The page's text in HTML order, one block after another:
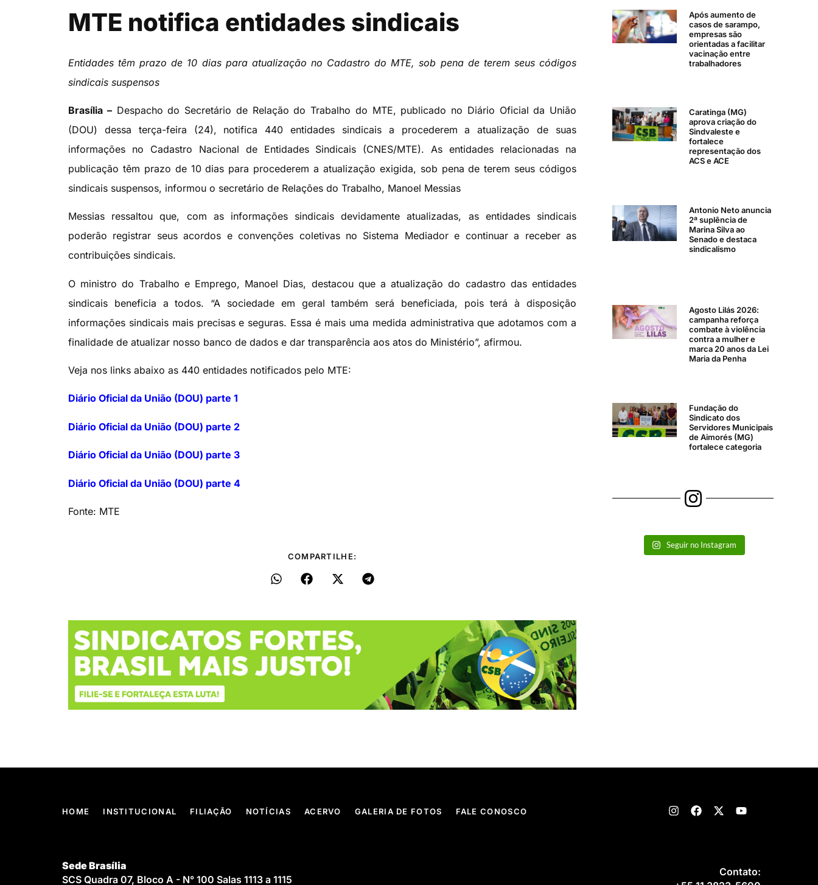
MTE notifica entidades sindicais
Entidades têm prazo de 10 dias para atualização no Cadastro do MTE, sob pena de terem seus códigos
sindicais suspensos
Brasília –Despacho do Secretário de Relação do Trabalho do MTE, publicado no Diário Oficial da União
(DOU) dessa terça-feira (24), notifica 440 entidades sindicais a procederem a atualização de suas
informações no Cadastro Nacional de Entidades Sindicais (CNES/MTE). As entidades relacionadas na
publicação têm prazo de 10 dias para procederem a atualização exigida, sob pena de terem seus códigos
sindicais suspensos, informou o secretário de Relações do Trabalho, Manoel Messias
Messias ressaltou que, com as informações sindicais devidamente atualizadas, as entidades sindicais
poderão registrar seus acordos e convenções coletivas no Sistema Mediador e continuar a receber as
contribuições sindicais.
O ministro do Trabalho e Emprego, Manoel Dias, destacou que a atualização do cadastro das entidades
sindicais beneficia a todos. “A sociedade em geral também será beneficiada, pois terá à disposição
informações sindicais mais precisas e seguras. Essa é mais uma medida administrativa que adotamos com a
finalidade de atualizar nosso banco de dados e dar transparência aos atos do Ministério”, afirmou.
Veja nos links abaixo as 440 entidades notificados pelo MTE:
Diário Oficial da União (DOU) parte 1
Diário Oficial da União (DOU) parte 2
Diário Oficial da União (DOU) parte 3
Diário Oficial da União (DOU) parte 4
Fonte: MTE
COMPARTILHE:
Após aumento de
casos de sarampo,
empresas são
orientadas a facilitar
vacinação entre
trabalhadores
Caratinga (MG)
aprova criação do
Sindvaleste e
fortalece
representação dos
ACS e ACE
Antonio Neto anuncia
2ª suplência de
Marina Silva ao
Senado e destaca
sindicalismo
Agosto Lilás 2026:
campanha reforça
combate à violência
contra a mulher e
marca 20 anos da Lei
Maria da Penha
Fundação do
Sindicato dos
Servidores Municipais
de Aimorés (MG)
fortalece categoria
Seguir no Instagram
HOME INSTITUCIONAL FILIAÇÃO NOTÍCIAS ACERVO GALERIA DE FOTOS FALE CONOSCO
Sede Brasília
SCS Quadra 07, Bloco A - N° 100 Salas 1113 a 1115
Contato: